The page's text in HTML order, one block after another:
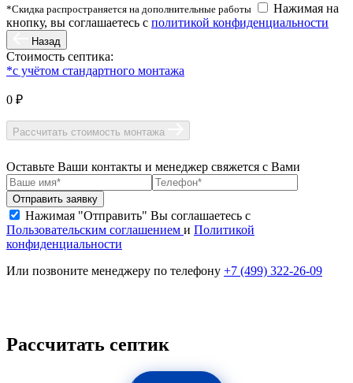
*Скидка распространяется на дополнительные работы
Нажимая на
кнопку, вы соглашаетесь с политикой конфиденциальности
Назад
Стоимость септика:
*с учётом стандартного монтажа
0 ₽
Рассчитать стоимость монтажа
Оставьте Ваши контакты и менеджер свяжется с Вами
Нажимая "Отправить" Вы соглашаетесь с
Пользовательским соглашением и Политикой
конфиденциальности
Или позвоните менеджеру по телефону +7 (499) 322-26-09
Рассчитать септик